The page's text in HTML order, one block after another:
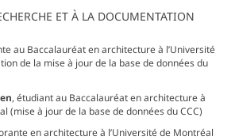
ET À LA DOCUMENTATION
au Baccalauréat en architecture à l’Université
de la mise à jour de la base de données du
, étudiant au Baccalauréat en architecture à
(mise à jour de la base de données du CCC)
en architecture à l’Université de Montréal